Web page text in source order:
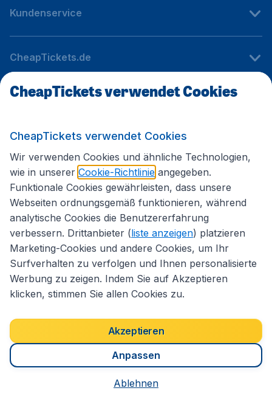
Kundenservice
CheapTickets.de
Internationale Webseiten
Folgen Sie uns:
Allgemeine Geschäftsbedingungen
Cookies
Copyright © 2026
CheapTickets verwendet Cookies
CheapTickets verwendet Cookies
Wir verwenden Cookies und ähnliche Technologien,
wie in unserer Cookie-Richtlinie angegeben.
Funktionale Cookies gewährleisten, dass unsere
Webseiten ordnungsgemäß funktionieren, während
analytische Cookies die Benutzererfahrung
verbessern. Drittanbieter (liste anzeigen) platzieren
Marketing-Cookies und andere Cookies, um Ihr
Surfverhalten zu verfolgen und Ihnen personalisierte
Werbung zu zeigen. Indem Sie auf Akzeptieren
klicken, stimmen Sie allen Cookies zu.
Akzeptieren
Anpassen
Ablehnen